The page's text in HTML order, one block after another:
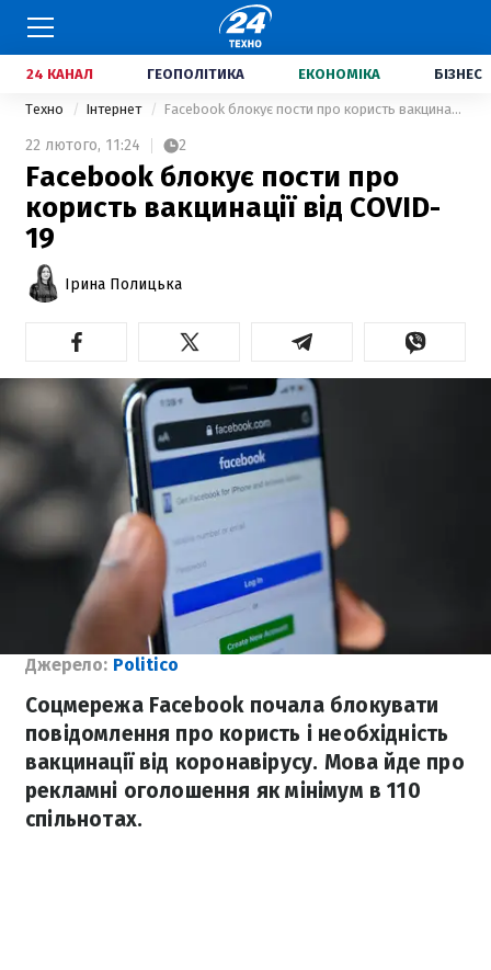
24 КАНАЛ ГЕОПОЛІТИКА ЕКОНОМІКА БІЗНЕС
Техно Інтернет Facebook блокує пости про користь вакцинації від COVID-19
22 лютого, 11:24 2
Facebook блокує пости про
користь вакцинації від COVID-
19
Ірина Полицька
Джерело: Politico
Соцмережа Facebook почала блокувати
повідомлення про користь і необхідність
вакцинації від коронавірусу. Мова йде про
рекламні оголошення як мінімум в 110
спільнотах.